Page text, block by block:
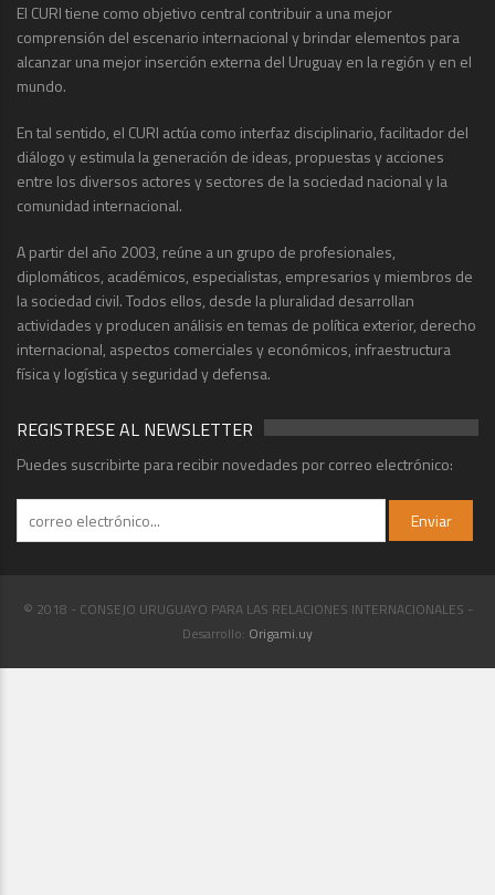
El CURI tiene como objetivo central contribuir a una mejor
comprensión del escenario internacional y brindar elementos para
alcanzar una mejor inserción externa del Uruguay en la región y en el
mundo.
En tal sentido, el CURI actúa como interfaz disciplinario, facilitador del
diálogo y estimula la generación de ideas, propuestas y acciones
entre los diversos actores y sectores de la sociedad nacional y la
comunidad internacional.
A partir del año 2003, reúne a un grupo de profesionales,
diplomáticos, académicos, especialistas, empresarios y miembros de
la sociedad civil. Todos ellos, desde la pluralidad desarrollan
actividades y producen análisis en temas de política exterior, derecho
internacional, aspectos comerciales y económicos, infraestructura
física y logística y seguridad y defensa.
REGISTRESE AL NEWSLETTER
Puedes suscribirte para recibir novedades por correo electrónico:
© 2018 - CONSEJO URUGUAYO PARA LAS RELACIONES INTERNACIONALES -
Desarrollo: Origami.uy